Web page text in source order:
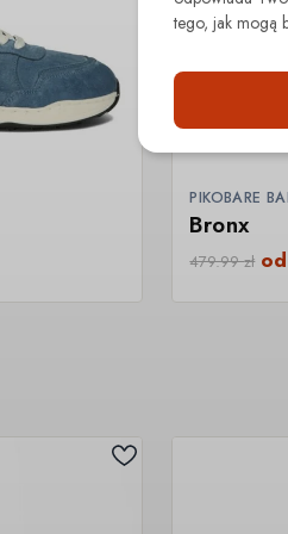
PIKOBARE
Bronx
479.99zł
tego, jak mogą